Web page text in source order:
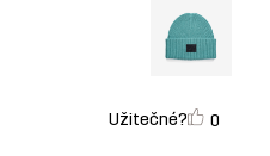
Užitečné? 0